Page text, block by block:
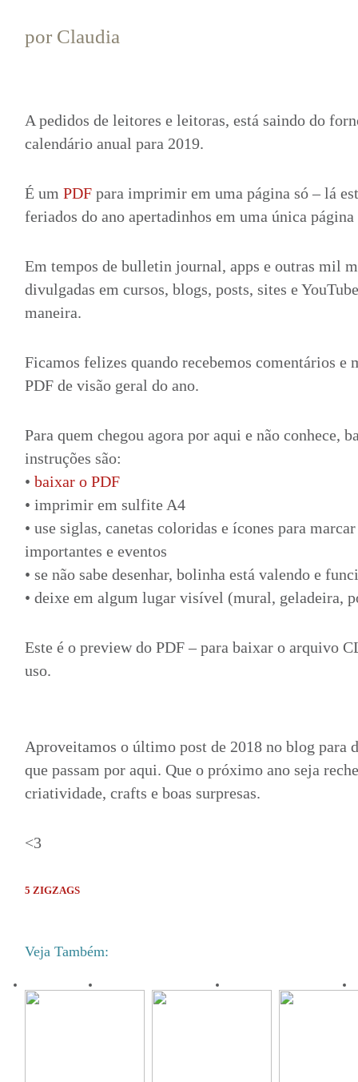
por Claudia
A pedidos de leitores e leitoras, está saindo do
calendário anual para 2019.
É um PDF para imprimir em uma página só – lá
feriados do ano apertadinhos em uma única
Em tempos de bulletin journal, apps e outras mil
divulgadas em cursos, blogs, posts, sites e
maneira.
Ficamos felizes quando recebemos comentários e
PDF de visão geral do ano.
Para quem chegou agora por aqui e não conhece,
instruções são:
• baixar o PDF
• imprimir em sulfite A4
• use siglas, canetas coloridas e ícones para
importantes e eventos
• se não sabe desenhar, bolinha está valendo e
• deixe em algum lugar visível (mural, geladeira,
Este é o preview do PDF – para baixar o arquivo
uso.
Aproveitamos o último post de 2018 no blog para
que passam por aqui. Que o próximo ano seja
criatividade, crafts e boas surpresas.
<3
5 ZIGZAGS
Veja Também: